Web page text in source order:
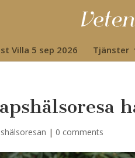
Villa 5 sep 2026 Tjänster
| 0 comments